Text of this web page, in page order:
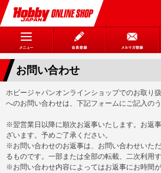
お問い合わせ
ホビージャパンオンラインショップでのお取り
へのお問い合わせは、下記フォームにご記入の
※翌営業日以降に順次お返事いたします。お返
ざいます。予めご了承ください。
※お問い合わせのお返事は、お問い合わせいた
るものです。一部または全部の転載、二次利用
※お問い合わせ内容によってはお返事にお時間